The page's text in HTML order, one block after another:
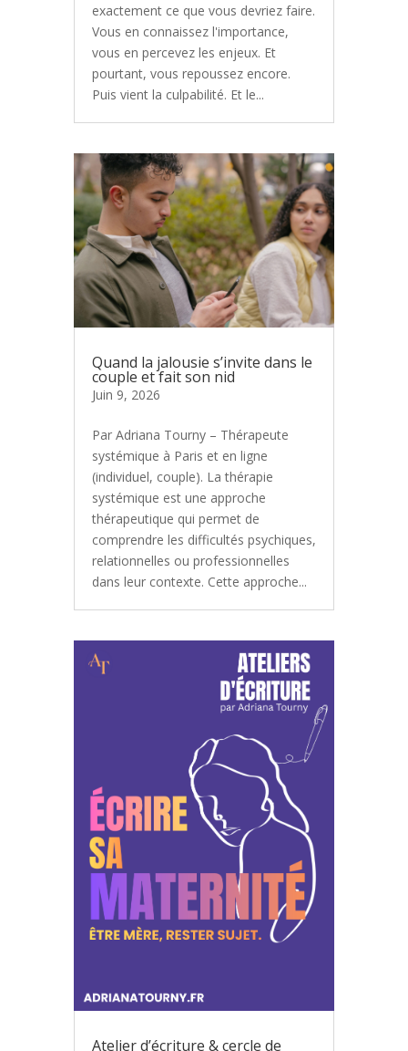
exactement ce que vous devriez faire.
Vous en connaissez l'importance,
vous en percevez les enjeux. Et
pourtant, vous repoussez encore.
Puis vient la culpabilité. Et le...
Quand la jalousie s’invite dans le
couple et fait son nid
Juin 9, 2026
Par Adriana Tourny – Thérapeute
systémique à Paris et en ligne
(individuel, couple). La thérapie
systémique est une approche
thérapeutique qui permet de
comprendre les difficultés psychiques,
relationnelles ou professionnelles
dans leur contexte. Cette approche...
Atelier d’écriture & cercle de